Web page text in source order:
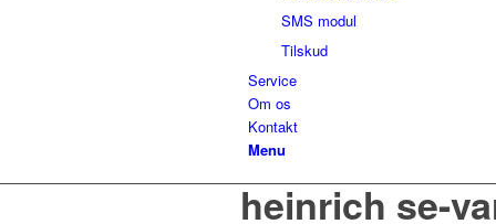
SMS modul
Tilskud
Service
Om os
Kontakt
Menu
heinrich se-